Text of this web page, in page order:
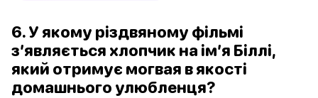
6. У якому різдвяному фільмі
з’являється хлопчик на ім’я Біллі,
який отримує могвая в якості
домашнього улюбленця?